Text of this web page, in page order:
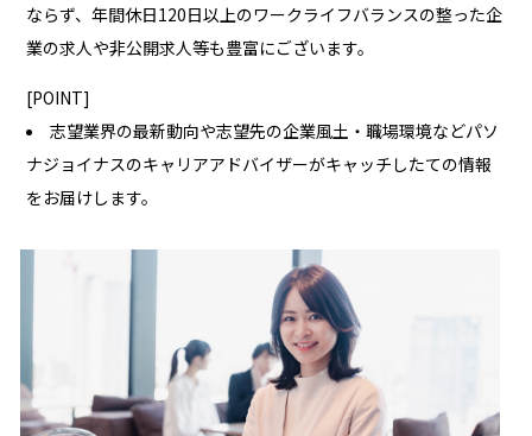
ならず、年間休日120日以上のワークライフバランスの整った企
業の求人や非公開求人等も豊富にございます。
[POINT]
志望業界の最新動向や志望先の企業風土・職場環境などパソ
ナジョイナスのキャリアアドバイザーがキャッチしたての情報
をお届けします。